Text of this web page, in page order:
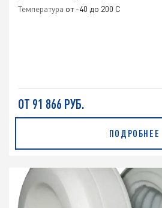
Температура от -40 до 200 C
ОТ 91 866 РУБ.
ПОДРОБНЕЕ